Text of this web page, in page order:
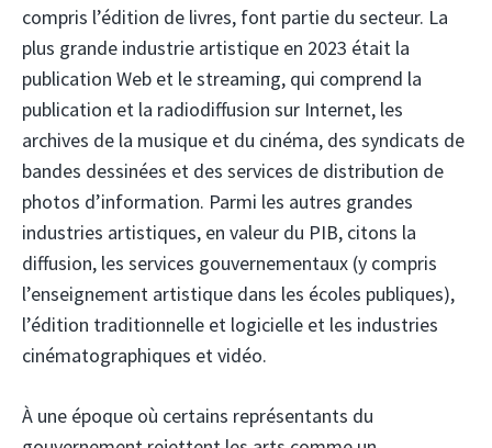
compris l’édition de livres, font partie du secteur. La
plus grande industrie artistique en 2023 était la
publication Web et le streaming, qui comprend la
publication et la radiodiffusion sur Internet, les
archives de la musique et du cinéma, des syndicats de
bandes dessinées et des services de distribution de
photos d’information. Parmi les autres grandes
industries artistiques, en valeur du PIB, citons la
diffusion, les services gouvernementaux (y compris
l’enseignement artistique dans les écoles publiques),
l’édition traditionnelle et logicielle et les industries
cinématographiques et vidéo.
À une époque où certains représentants du